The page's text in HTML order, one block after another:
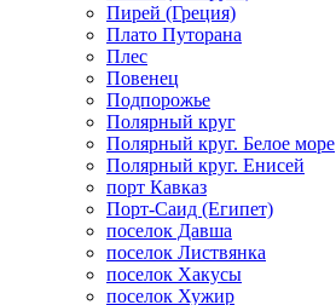
Пирей (Греция)
Плато Путорана
Плес
Повенец
Подпорожье
Полярный круг
Полярный круг. Белое море
Полярный круг. Енисей
порт Кавказ
Порт-Саид (Египет)
поселок Давша
поселок Листвянка
поселок Хакусы
поселок Хужир